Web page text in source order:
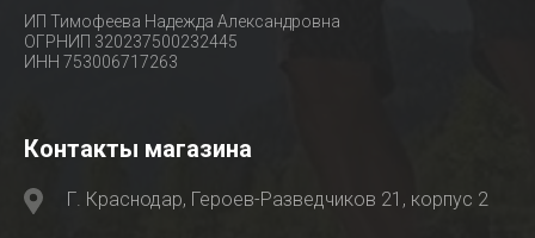
ИП Тимофеева Надежда Александровна
ОГРНИП 320237500232445
ИНН 753006717263
Контакты магазина
Г. Краснодар, Героев-Разведчиков 21, корпус 2